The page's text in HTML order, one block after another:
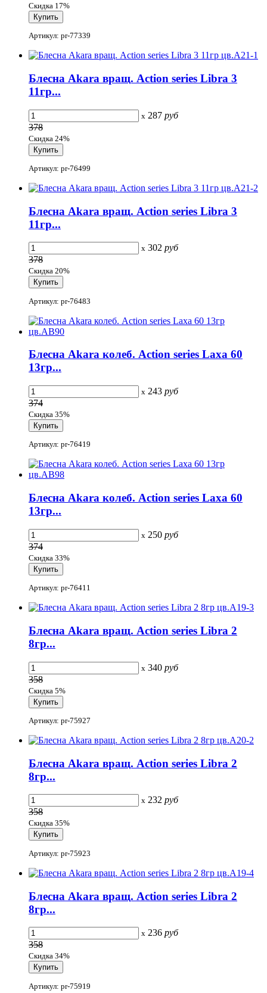
Скидка 17%
Артикул: pr-77339
Блесна Akara вращ. Action series Libra 3
11гр...
x 287 руб
378
Скидка 24%
Артикул: pr-76499
Блесна Akara вращ. Action series Libra 3
11гр...
x 302 руб
378
Скидка 20%
Артикул: pr-76483
Блесна Akara колеб. Action series Laxa 60
13гр...
x 243 руб
374
Скидка 35%
Артикул: pr-76419
Блесна Akara колеб. Action series Laxa 60
13гр...
x 250 руб
374
Скидка 33%
Артикул: pr-76411
Блесна Akara вращ. Action series Libra 2
8гр...
x 340 руб
358
Скидка 5%
Артикул: pr-75927
Блесна Akara вращ. Action series Libra 2
8гр...
x 232 руб
358
Скидка 35%
Артикул: pr-75923
Блесна Akara вращ. Action series Libra 2
8гр...
x 236 руб
358
Скидка 34%
Артикул: pr-75919